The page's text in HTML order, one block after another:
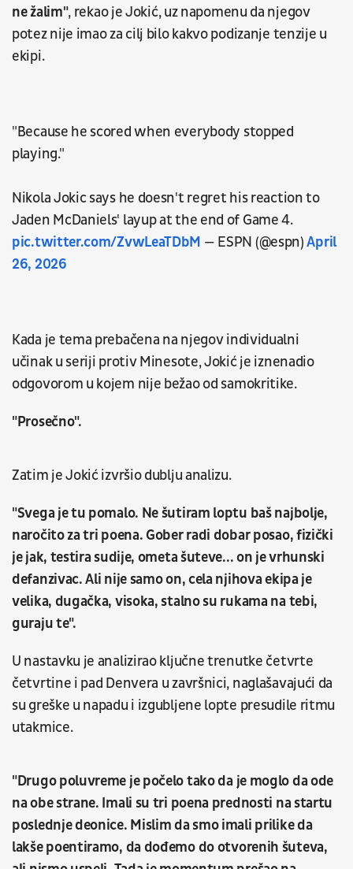
ne žalim", rekao je Jokić, uz napomenu da njegov
potez nije imao za cilj bilo kakvo podizanje tenzije u
ekipi.
"Because he scored when everybody stopped
playing."
Nikola Jokic says he doesn't regret his reaction to
Jaden McDaniels' layup at the end of Game 4.
pic.twitter.com/ZvwLeaTDbM — ESPN (@espn)April
26, 2026
Kada je tema prebačena na njegov individualni
učinak u seriji protiv Minesote, Jokić je iznenadio
odgovorom u kojem nije bežao od samokritike.
"Prosečno".
Zatim je Jokić izvršio dublju analizu.
"Svega je tu pomalo. Ne šutiram loptu baš najbolje,
naročito za tri poena. Gober radi dobar posao, fizički
je jak, testira sudije, ometa šuteve... on je vrhunski
defanzivac. Ali nije samo on, cela njihova ekipa je
velika, dugačka, visoka, stalno su rukama na tebi,
guraju te".
U nastavku je analizirao ključne trenutke četvrte
četvrtine i pad Denvera u završnici, naglašavajući da
su greške u napadu i izgubljene lopte presudile ritmu
utakmice.
"Drugo poluvreme je počelo tako da je moglo da ode
na obe strane. Imali su tri poena prednosti na startu
poslednje deonice. Mislim da smo imali prilike da
lakše poentiramo, da dođemo do otvorenih šuteva,